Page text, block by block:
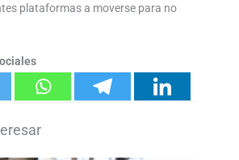
plataformas a moverse para no